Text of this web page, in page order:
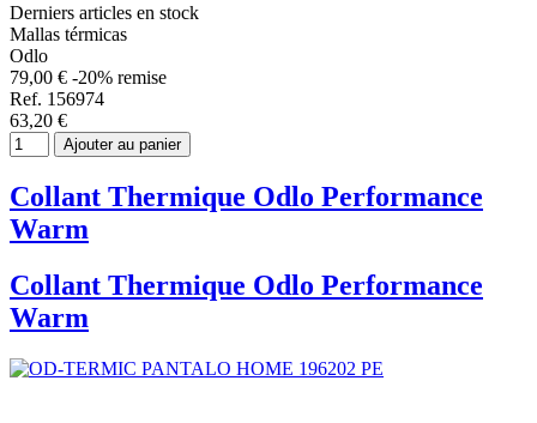
Derniers articles en stock
Mallas térmicas
Odlo
79,00 € -20% remise
Ref. 156974
63,20 €
Ajouter au panier
Collant Thermique Odlo Performance
Warm
Collant Thermique Odlo Performance
Warm